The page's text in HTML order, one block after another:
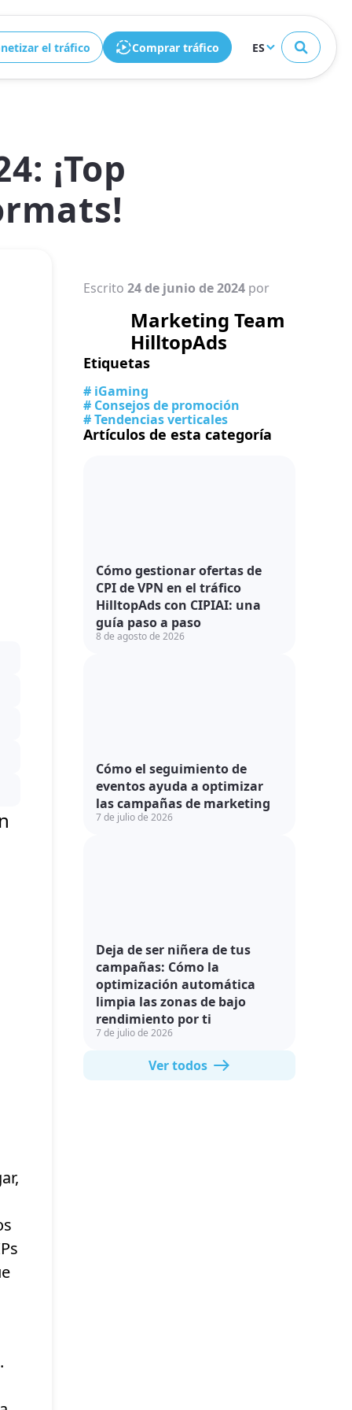
el tráfico Comprar tráfico ES
Cerrar
¡Top
Escrito 24 de junio de 2024por
Marketing Team
HilltopAds
Etiquetas
# iGaming
# Consejos de promoción
# Tendencias verticales
Artículos de esta categoría
Cómo gestionar ofertas de
CPI de VPN en el tráfico
HilltopAds con CIPIAI: una
guía paso a paso
8 de agosto de 2026
Cómo el seguimiento de
eventos ayuda a optimizar
las campañas de marketing
7 de julio de 2026
Deja de ser niñera de tus
campañas: Cómo la
optimización automática
limpia las zonas de bajo
rendimiento por ti
7 de julio de 2026
Ver todos